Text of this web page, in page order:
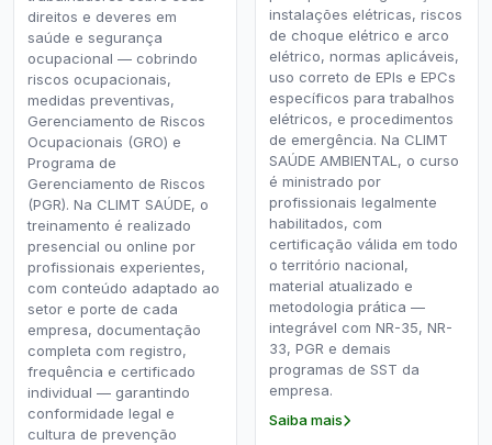
direitos e deveres em
saúde e segurança
ocupacional — cobrindo
riscos ocupacionais,
medidas preventivas,
Gerenciamento de Riscos
Ocupacionais (GRO) e
Programa de
Gerenciamento de Riscos
(PGR). Na CLIMT SAÚDE, o
treinamento é realizado
presencial ou online por
profissionais experientes,
com conteúdo adaptado ao
setor e porte de cada
empresa, documentação
completa com registro,
frequência e certificado
individual — garantindo
conformidade legal e
cultura de prevenção
instalações elétricas, riscos
de choque elétrico e arco
elétrico, normas aplicáveis,
uso correto de EPIs e EPCs
específicos para trabalhos
elétricos, e procedimentos
de emergência. Na CLIMT
SAÚDE AMBIENTAL, o curso
é ministrado por
profissionais legalmente
habilitados, com
certificação válida em todo
o território nacional,
material atualizado e
metodologia prática —
integrável com NR-35, NR-
33, PGR e demais
programas de SST da
empresa.
Saiba mais